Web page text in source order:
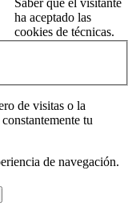
ha aceptado las
cookies de técnicas.
de visitas o la
tu
de navegación.